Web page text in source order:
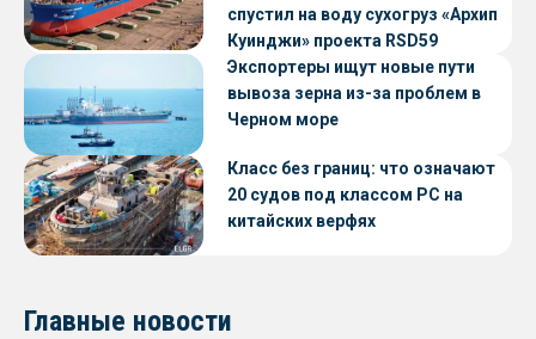
спустил на воду сухогруз «Архип
Куинджи» проекта RSD59
Экспортеры ищут новые пути
вывоза зерна из-за проблем в
Черном море
Класс без границ: что означают
20 судов под классом РС на
китайских верфях
Главные новости